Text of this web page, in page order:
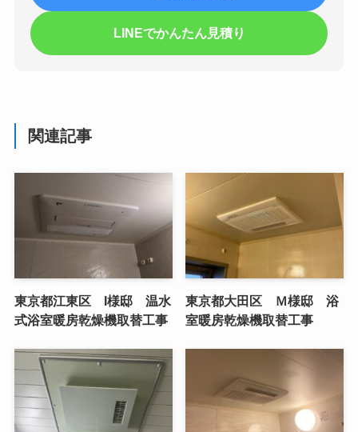
LINEでかんたん見積り
関連記事
東京都江東区 I様邸 温水
式浴室暖房乾燥機取替工事
東京都大田区 Ｍ様邸 浴
室暖房乾燥機取替工事